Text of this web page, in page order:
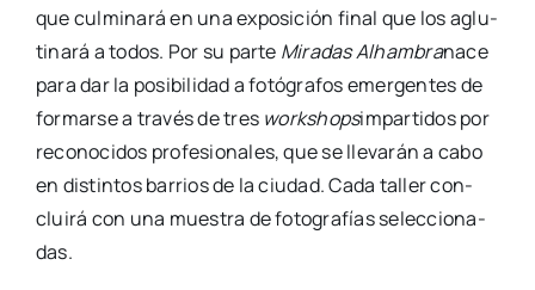
que cul­mi­na­rá en una expo­si­ción final que los aglu­
ti­na­rá a todos. Por su par­te Mira­das Alham­branace
para dar la posi­bi­li­dad a fotó­gra­fos emer­gen­tes de
for­mar­se a tra­vés de tres workshopsimpar­ti­dos por
reco­no­ci­dos pro­fe­sio­na­les, que se lle­va­rán a cabo
en dis­tin­tos barrios de la ciu­dad. Cada taller con­
clui­rá con una mues­tra de foto­gra­fías selec­cio­na­
das.